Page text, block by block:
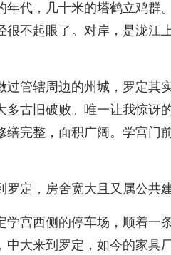
年代，几十米的塔鹤立鸡群
很不起眼了。对岸，是泷江
过管辖周边的州城，罗定其
多古旧破败。唯一让我惊讶
缮完整，面积广阔。学宫门
罗定，房舍宽大且又属公共
学宫西侧的停车场，顺着一
中大来到罗定，如今的家具